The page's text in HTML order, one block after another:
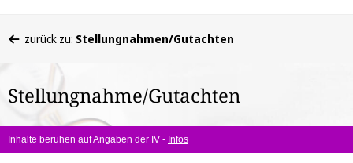
befinden
hier:
zurück zu: Stellungnahmen/Gutachten
Stellungnahme/Gutachten
Inhalte beruhen auf Angaben der IV - Infos